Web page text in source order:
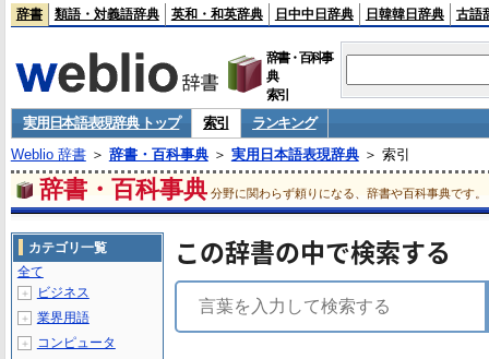
辞書 類語・対義語辞典 英和・和英辞典 日中中日辞典 日韓韓日辞典 古語
辞書・百科事
典
索引
実用日本語表現辞典 トップ 索引
ランキング
Weblio 辞書＞ 辞書・百科事典＞ 実用日本語表現辞典＞ 索引
辞書・百科事典 分野に関わらず頼りになる、辞書や百科事典です。
この辞書の中で検索する
カテゴリ一覧
全て
＋ ビジネス
＋ 業界用語
＋ コンピュータ